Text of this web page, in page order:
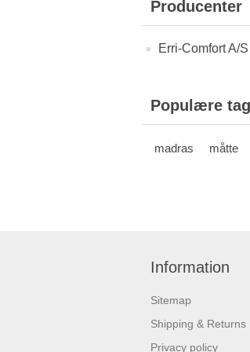
Producenter
Erri-Comfort A/S
Populære
madras måtte
Information
Sitemap
Shipping & Returns
Privacy policy